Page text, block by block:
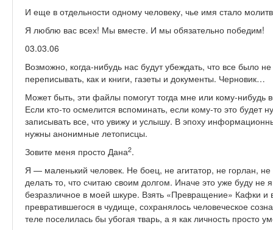
И еще в отдельности одному человеку, чье имя стало
Я люблю вас всех! Мы вместе. И мы обязательно победим!
03.03.06
Возможно, когда-нибудь нас будут убеждать, что все было
переписывать, как и книги, газеты и документы. Черновик…
Может быть, эти файлы помогут тогда мне или кому-нибудь
Если кто-то осмелится вспоминать, если кому-то это будет
записывать все, что увижу и услышу. В эпоху
нужны анонимные летописцы.
Зовите меня просто Дана2.
Я — маленький человек. Не боец, не агитатор, не горлан,
делать то, что считаю своим долгом. Иначе это уже буду не
безразличное в моей шкуре. Взять «Превращение» Кафки и
превратившегося в чудище, сохранялось человеческое
теле поселилась бы убогая тварь, а я как личность просто